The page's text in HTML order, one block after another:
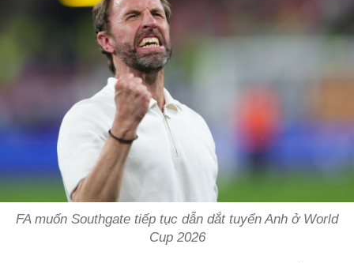
FA muốn Southgate tiếp tục dẫn dắt tuyển Anh ở World
Cup 2026